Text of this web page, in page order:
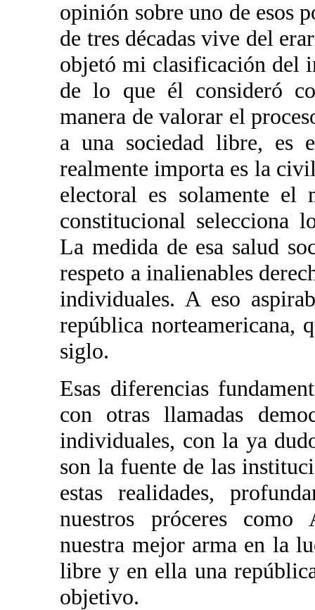
opinión sobre uno de esos
de tres décadas vive del
objetó mi clasificación del
de lo que él consideró
manera de valorar el
a una sociedad libre, es
realmente importa es la
electoral es solamente el
constitucional selecciona
La medida de esa salud
respeto a inalienables
individuales. A eso
república norteamericana,
siglo.
Esas diferencias
con otras llamadas
individuales, con la ya
son la fuente de las
estas realidades,
nuestros próceres
nuestra mejor arma en la
libre y en ella una
objetivo.